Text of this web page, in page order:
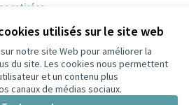
utilisés sur le site web
notre site Web pour améliorer la
du site. Les cookies nous permettent
et un contenu plus
canaux de médias sociaux.
retirées
sur Facebook
sur Instagram
sur YouTube